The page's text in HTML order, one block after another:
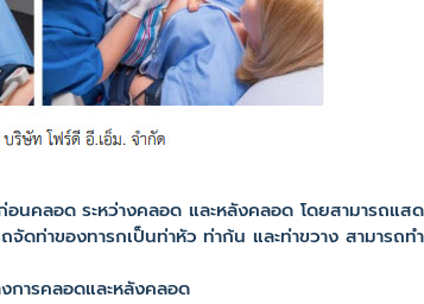
ลอด ระหว่างคลอด และหลังคลอด โดยสามารถแส
จัดท่าของทารกเป็นท่าหัว ท่าก้น และท่าขวาง สามาร
การคลอดและหลังคลอด